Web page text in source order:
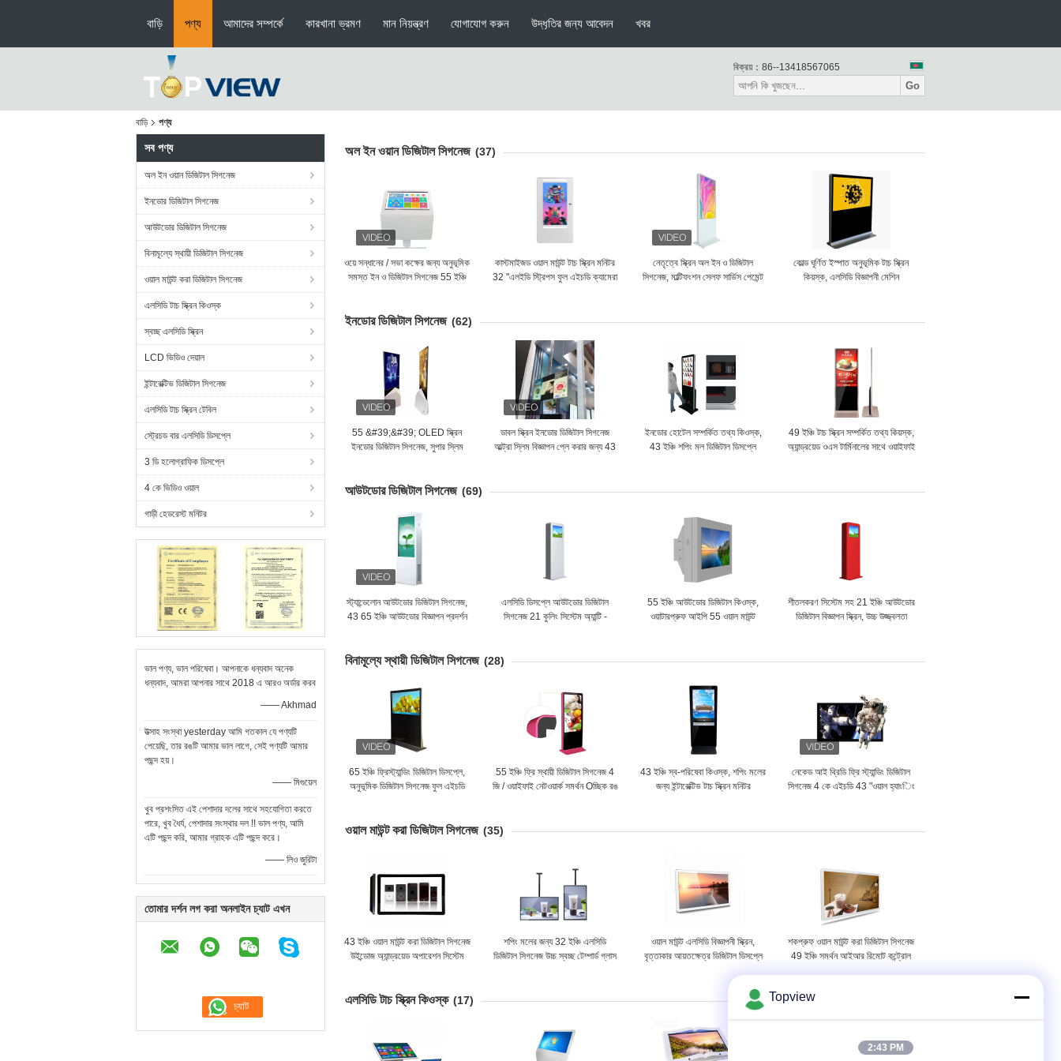
বাড়ি পণ্য আমাদের সম্পর্কে কারখানা ভ্রমণ মান নিয়ন্ত্রণ যোগাযোগ করুন উদ্ধৃতির জন্য আবেদন খবর
বিক্রয়： 86--13418567065
Go
বাড়ি পণ্য
সব পণ্য
অল ইন ওয়ান ডিজিটাল সিগনেজ
ইনডোর ডিজিটাল সিগনেজ
আউটডোর ডিজিটাল সিগনেজ
বিনামূল্যে স্থায়ী ডিজিটাল সিগনেজ
ওয়াল মাউন্ট করা ডিজিটাল সিগনেজ
এলসিডি টাচ স্ক্রিন কিওস্ক
স্বচ্ছ এলসিডি স্ক্রিন
LCD ভিডিও দেয়াল
ইন্টারেক্টিভ ডিজিটাল সিগনেজ
এলসিডি টাচ স্ক্রিন টেবিল
স্ট্রেচড বার এলসিডি ডিসপ্লে
3 ডি হলোগ্রাফিক ডিসপ্লে
4 কে ভিডিও ওয়াল
গাড়ী হেডরেস্ট মনিটর
ভাল পণ্য, ভাল পরিষেবা। আপনাকে ধন্যবাদ অনেক
ধন্যবাদ, আমরা আপনার সাথে 2018 এ আরও অর্ডার করব
—— Akhmad
উত্সাহ সংস্থা yesterday আমি গতকাল যে পণ্যটি
পেয়েছি, তার রঙটি আমার ভাল লাগে, সেই পণ্যটি আমার
পছন্দ হয়।
—— মিগুয়েল
খুব প্রশংসিত এই পেশাদার দলের সাথে সহযোগিতা করতে
পারে, খুব ধৈর্য, ​​পেশাদার সংস্থার দল !! ভাল পণ্য, আমি
এটি পছন্দ করি, আমার গ্রাহক এটি পছন্দ করে।
—— লিও জুরিটা
তোমার দর্শন লগ করা অনলাইন চ্যাট এখন
অল ইন ওয়ান ডিজিটাল সিগনেজ (37)
ওয়ে সন্ধানের / সভা কক্ষের জন্য অনুভূমিক
সমস্ত ইন ও ডিজিটাল সিগনেজ 55 ইঞ্চি
কাস্টমাইজড ওয়াল মাউন্ট টাচ স্ক্রিন মনিটর
32 "এলইডি স্ট্রিপস ফুল এইচডি ক্যামেরা
নেতৃত্বে স্ক্রিন অল ইন ও ডিজিটাল
সিগনেজ, মাল্টিফংশন সেলফ সার্ভিস পেমেন্ট
কোল্ড ঘূর্ণিত ইস্পাত অনুভূমিক টাচ স্ক্রিন
কিয়স্ক, এলসিডি বিজ্ঞাপনী মেশিন
ইনডোর ডিজিটাল সিগনেজ (62)
55 &#39;&#39; OLED স্ক্রিন
ইনডোর ডিজিটাল সিগনেজ, সুপার স্লিম
ডাবল স্ক্রিন ইনডোর ডিজিটাল সিগনেজ
আল্ট্রা স্লিম বিজ্ঞাপন প্লে করার জন্য 43
ইনডোর হোটেল সম্পর্কিত তথ্য কিওস্ক,
43 ইঞ্চি শপিং মল ডিজিটাল ডিসপ্লে
49 ইঞ্চি টাচ স্ক্রিন সম্পর্কিত তথ্য কিয়স্ক,
অ্যান্ড্রয়েড ওএস টার্মিনালের সাথে ওয়াইফাই
আউটডোর ডিজিটাল সিগনেজ (69)
স্ট্যান্ডেলোন আউটডোর ডিজিটাল সিগনেজ,
43 65 ইঞ্চি আউটডোর বিজ্ঞাপন প্রদর্শন
এলসিডি ডিসপ্লে আউটডোর ডিজিটাল
সিগনেজ 21 কুলিং সিস্টেম অ্যান্টি -
55 ইঞ্চি আউটডোর ডিজিটাল কিওস্ক,
ওয়াটারপ্রুফ আইপি 55 ওয়াল মাউন্ট
শীতলকরণ সিস্টেম সহ 21 ইঞ্চি আউটডোর
ডিজিটাল বিজ্ঞাপন স্ক্রিন, উচ্চ উজ্জ্বলতা
বিনামূল্যে স্থায়ী ডিজিটাল সিগনেজ (28)
65 ইঞ্চি ফ্রিস্ট্যান্ডিং ডিজিটাল ডিসপ্লে,
অনুভূমিক ডিজিটাল সিগনেজ ফুল এইচডি
55 ইঞ্চি ফ্রি স্থায়ী ডিজিটাল সিগনেজ 4
জি / ওয়াইফাই নেটওয়ার্ক সমর্থন Oচ্ছিক রঙ
43 ইঞ্চি স্ব-পরিষেবা কিওস্ক, শপিং মলের
জন্য ইন্টারেক্টিভ টাচ স্ক্রিন মনিটর
নেকেড আই থ্রিডি ফ্রি স্ট্যান্ডিং ডিজিটাল
সিগনেজ 4 কে এইচডি 43 "ওয়াল হ্যাংিং
ওয়াল মাউন্ট করা ডিজিটাল সিগনেজ (35)
43 ইঞ্চি ওয়াল মাউন্ট করা ডিজিটাল সিগনেজ
উইন্ডোজ অ্যান্ড্রয়েড অপারেশন সিস্টেম
শপিং মলের জন্য 32 ইঞ্চি এলসিডি
ডিজিটাল সিগনেজ উচ্চ স্বচ্ছ টেম্পার্ড গ্লাস
ওয়াল মাউন্ট এলসিডি বিজ্ঞাপনী স্ক্রিন,
বৃত্তাকার আয়তক্ষেত্র ডিজিটাল ডিসপ্লে
শকপ্রুফ ওয়াল মাউন্ট করা ডিজিটাল সিগনেজ
49 ইঞ্চি সমর্থন আইআর রিমোট কন্ট্রোল
এলসিডি টাচ স্ক্রিন কিওস্ক (17) Topview
2:43 PM